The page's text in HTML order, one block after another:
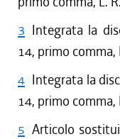
3 Integrata la
14, primo
4 Integrata la
14, primo
5 Articolo